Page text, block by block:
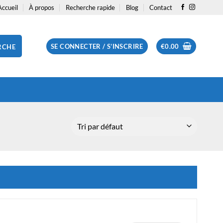
À propos Recherche rapide Blog Contact
SE CONNECTER / S’INSCRIRE €0.00